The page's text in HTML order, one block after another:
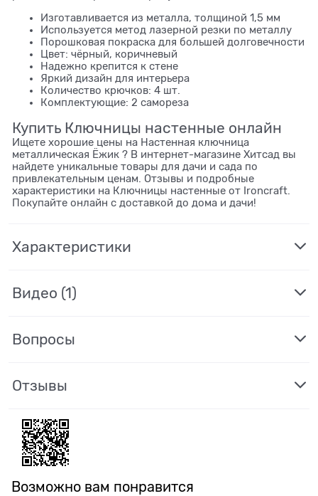
Изготавливается из металла, толщиной 1,5 мм
Используется метод лазерной резки по металлу
Порошковая покраска для большей долговечности
Цвет: чёрный, коричневый
Надежно крепится к стене
Яркий дизайн для интерьера
Количество крючков: 4 шт.
Комплектующие: 2 самореза
Купить Ключницы настенные онлайн
Ищете хорошие цены на Настенная ключница
металлическая Ёжик ? В интернет-магазине Хитсад вы
найдете уникальные товары для дачи и сада по
привлекательным ценам. Отзывы и подробные
характеристики на Ключницы настенные от Ironcraft.
Покупайте онлайн с доставкой до дома и дачи!
Характеристики
Видео (1)
Вопросы
Отзывы
Возможно вам понравится